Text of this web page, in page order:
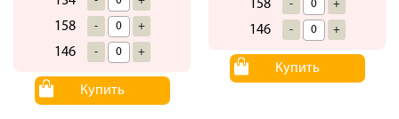
158 - +
146 - +
Купить
158 - +
146 - +
Купить